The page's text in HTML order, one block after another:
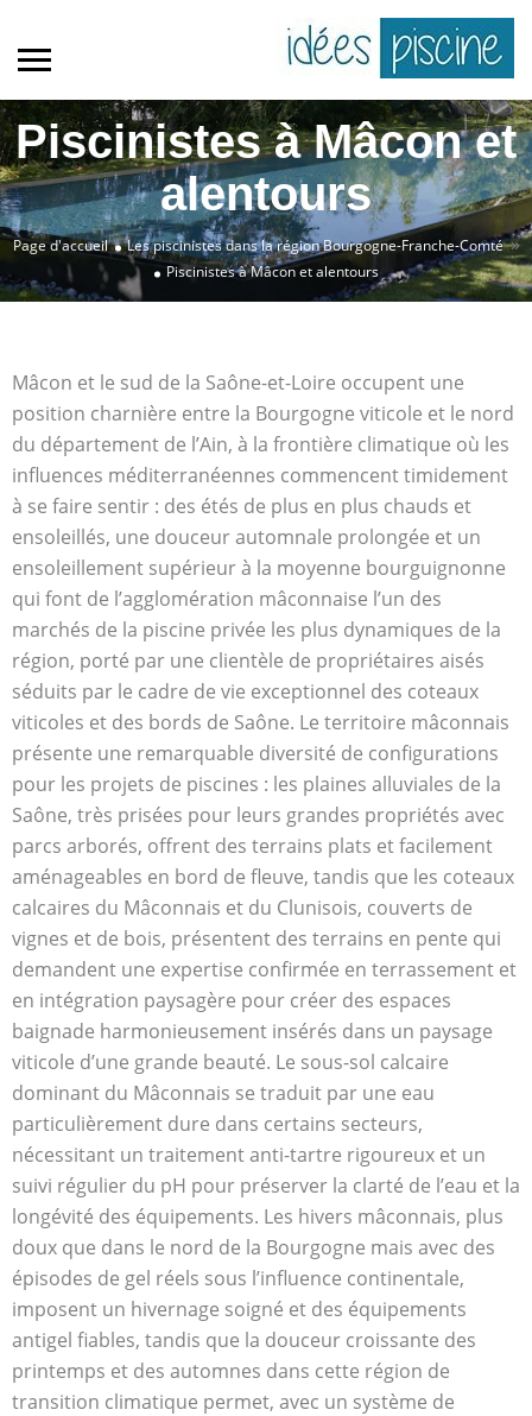
Piscinistes à Mâcon et
alentours
Page d'accueil Les piscinistes dans la région Bourgogne-Franche-Comté»
Piscinistes à Mâcon et alentours
Mâcon et le sud de la Saône-et-Loire occupent une
position charnière entre la Bourgogne viticole et le nord
du département de l’Ain, à la frontière climatique où les
influences méditerranéennes commencent timidement
à se faire sentir : des étés de plus en plus chauds et
ensoleillés, une douceur automnale prolongée et un
ensoleillement supérieur à la moyenne bourguignonne
qui font de l’agglomération mâconnaise l’un des
marchés de la piscine privée les plus dynamiques de la
région, porté par une clientèle de propriétaires aisés
séduits par le cadre de vie exceptionnel des coteaux
viticoles et des bords de Saône. Le territoire mâconnais
présente une remarquable diversité de configurations
pour les projets de piscines : les plaines alluviales de la
Saône, très prisées pour leurs grandes propriétés avec
parcs arborés, offrent des terrains plats et facilement
aménageables en bord de fleuve, tandis que les coteaux
calcaires du Mâconnais et du Clunisois, couverts de
vignes et de bois, présentent des terrains en pente qui
demandent une expertise confirmée en terrassement et
en intégration paysagère pour créer des espaces
baignade harmonieusement insérés dans un paysage
viticole d’une grande beauté. Le sous-sol calcaire
dominant du Mâconnais se traduit par une eau
particulièrement dure dans certains secteurs,
nécessitant un traitement anti-tartre rigoureux et un
suivi régulier du pH pour préserver la clarté de l’eau et la
longévité des équipements. Les hivers mâconnais, plus
doux que dans le nord de la Bourgogne mais avec des
épisodes de gel réels sous l’influence continentale,
imposent un hivernage soigné et des équipements
antigel fiables, tandis que la douceur croissante des
printemps et des automnes dans cette région de
transition climatique permet, avec un système de